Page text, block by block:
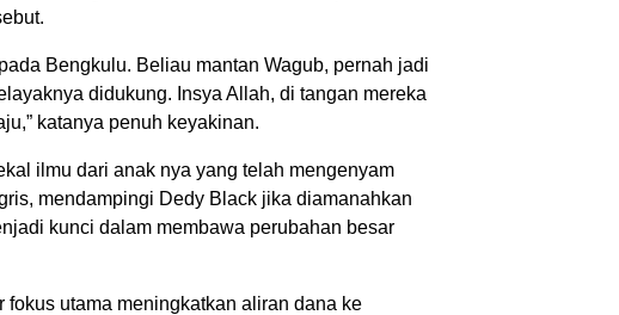
Bengkulu. Beliau mantan Wagub, pernah jadi
didukung. Insya Allah, di tangan mereka
katanya penuh keyakinan.
ilmu dari anak nya yang telah mengenyam
mendampingi Dedy Black jika diamanahkan
kunci dalam membawa perubahan besar
fokus utama meningkatkan aliran dana ke